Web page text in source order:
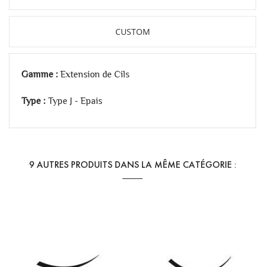
CUSTOM
Gamme : Extension de Cils
Type : Type J - Epais
9 AUTRES PRODUITS DANS LA MÊME CATÉGORIE :